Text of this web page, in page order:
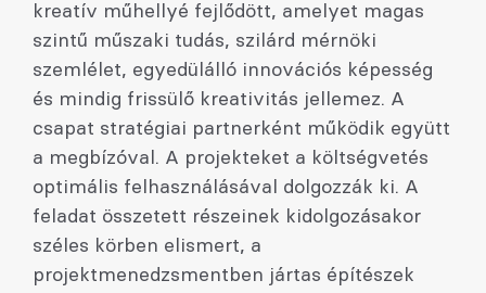
kreatív műhellyé fejlődött, amelyet magas
szintű műszaki tudás, szilárd mérnöki
szemlélet, egyedülálló innovációs képesség
és mindig frissülő kreativitás jellemez. A
csapat stratégiai partnerként működik együtt
a megbízóval. A projekteket a költségvetés
optimális felhasználásával dolgozzák ki. A
feladat összetett részeinek kidolgozásakor
széles körben elismert, a
projektmenedzsmentben jártas építészek